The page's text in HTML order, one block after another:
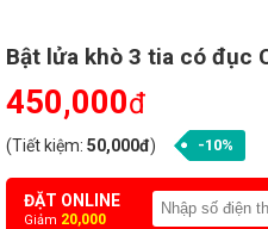
Bật lửa khò 3 tia có đục
450,000đ
(Tiết kiệm: 50,000đ) -10%
ĐẶT ONLINE
Giảm 20,000